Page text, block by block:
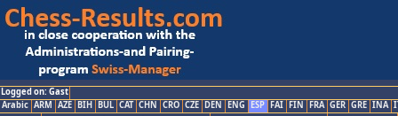
Logged on: Gast
Arabic ARM AZE BIH BUL CAT CHN CRO CZE DEN ENG ESP FAI FIN FRA GER GRE INA